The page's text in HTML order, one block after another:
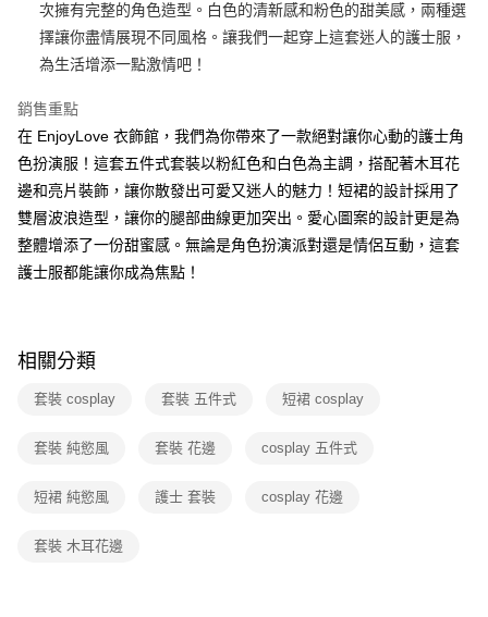
悠遊付
ATM付款
全家取貨付款
每筆NT$60，滿NT$600(含以上)免運費
付款後全家取貨
付款後7-11取貨
每筆NT$60，滿NT$600(含以上)免運費
宅配
次擁有完整的角色造型。白色的清新感和粉色的甜美感，兩種選
擇讓你盡情展現不同風格。讓我們一起穿上這套迷人的護士服，
為生活增添一點激情吧！
銷售重點
在 EnjoyLove 衣飾館，我們為你帶來了一款絕對讓你心動的護士角
色扮演服！這套五件式套裝以粉紅色和白色為主調，搭配著木耳花
邊和亮片裝飾，讓你散發出可愛又迷人的魅力！短裙的設計採用了
雙層波浪造型，讓你的腿部曲線更加突出。愛心圖案的設計更是為
整體增添了一份甜蜜感。無論是角色扮演派對還是情侶互動，這套
護士服都能讓你成為焦點！
相關分類
套裝 cosplay 套裝 五件式 短裙 cosplay
套裝 純慾風 套裝 花邊 cosplay 五件式
短裙 純慾風 護士 套裝 cosplay 花邊
套裝 木耳花邊